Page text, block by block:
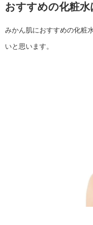
おすすめの化粧水
みかん肌におすすめの化粧
いと思います。